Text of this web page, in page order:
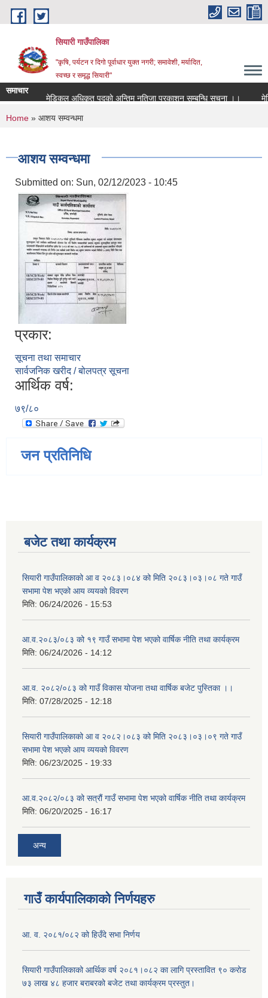
Skip to main content
सियारी गाउँपालिका
"कृषि, पर्यटन र दिगो पूर्वाधार युक्त नगरी; समावेशी, मर्यादित,
स्वच्छ र समृद्ध सियारी"
समाचार
मेडिकल अधिकृत पदकाे अन्तिम नतिजा प्रकाशन सम्बन्धि सुचना ।।
You are here
Home » आशय सम्वन्धमा
आशय सम्वन्धमा
Submitted on: Sun, 02/12/2023 - 10:45
प्रकार:
सूचना तथा समाचार
सार्वजनिक खरीद / बोलपत्र सूचना
आर्थिक वर्ष:
७९/८०
जन प्रतिनिधि
बजेट तथा कार्यक्रम
सियारी गाउँपालिकाको आ व २०८३।०८४ को मिति २०८३।०३।०८ गते गाउँ
सभामा पेश भएको आय व्ययको विवरण
मिति: 06/24/2026 - 15:53
आ.व.२०८३/०८३ को १९ गाउँ सभामा पेश भएको वार्षिक नीति तथा कार्यक्रम
मिति: 06/24/2026 - 14:12
आ.व. २०८२/०८३ को गाउँ विकास योजना तथा वार्षिक बजेट पुस्तिका ।।
मिति: 07/28/2025 - 12:18
सियारी गाउँपालिकाको आ व २०८२।०८३ को मिति २०८३।०३।०९ गते गाउँ
सभामा पेश भएको आय व्ययको विवरण
मिति: 06/23/2025 - 19:33
आ.व.२०८२/०८३ को सत्रौं गाउँ सभामा पेश भएको वार्षिक नीति तथा कार्यक्रम
मिति: 06/20/2025 - 16:17
अन्य
गाउँ कार्यपालिकाको निर्णयहरु
आ. व. २०८१/०८२ को हिउँदे सभा निर्णय
सियारी गाउँपालिकाको आर्थिक वर्ष २०८१।०८२ का लागि प्रस्तावित ९० करोड
७३ लाख ४८ हजार बराबरको बजेट तथा कार्यक्रम प्रस्तुत।